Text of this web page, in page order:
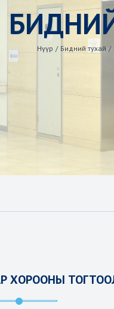
Нүүр / Бидний тухай /
ХОРООНЫ